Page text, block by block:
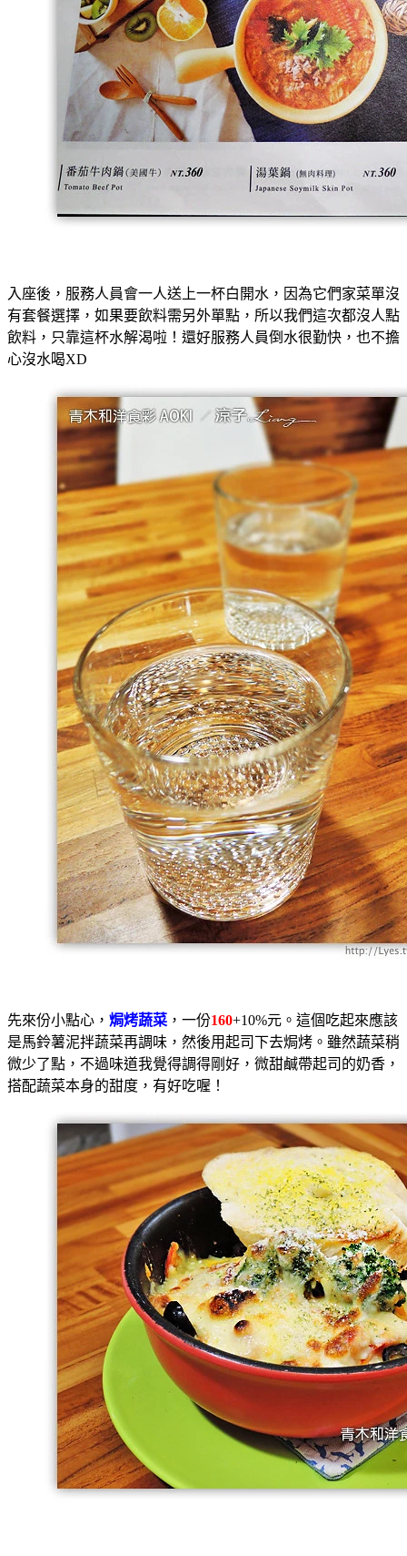
入座後，服務人員會一人送上一杯白開水，因為它們家菜單沒
有套餐選擇，如果要飲料需另外單點，所以我們這次都沒人點
飲料，只靠這杯水解渴啦！還好服務人員倒水很勤快，也不擔
心沒水喝XD
先來份小點心， 焗烤蔬菜 ，一份160+10%元。這個吃起來應該
是馬鈴薯泥拌蔬菜再調味，然後用起司下去焗烤。雖然蔬菜稍
微少了點，不過味道我覺得調得剛好，微甜鹹帶起司的奶香，
搭配蔬菜本身的甜度，有好吃喔！